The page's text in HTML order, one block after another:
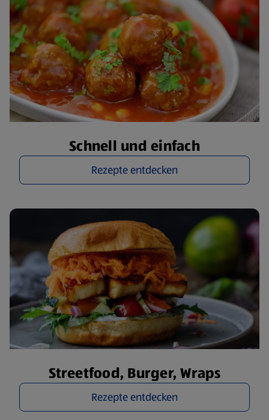
Schnell und einfach
Rezepte entdecken
Streetfood, Burger, Wraps
Rezepte entdecken